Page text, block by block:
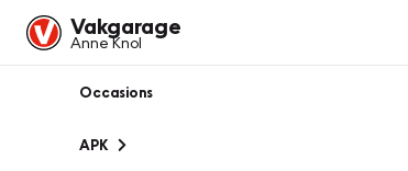
Vakgarage
Anne Knol
Occasions
APK